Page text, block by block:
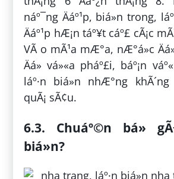
náº¯ng Äáº¹p, biá»n trong,
Äáº¹p hÆ¡n táº¥t cáº£ cÃ¡c
VÃ o mÃ¹a mÆ°a, nÆ°á»c
Äá» vá»«a pháº£i, báº¡n
láº·n biá»n nhÆ°ng khÃ´ng
quÃ¡ sÃ¢u.
6.3. Chuáº©n bá»
biá»n?